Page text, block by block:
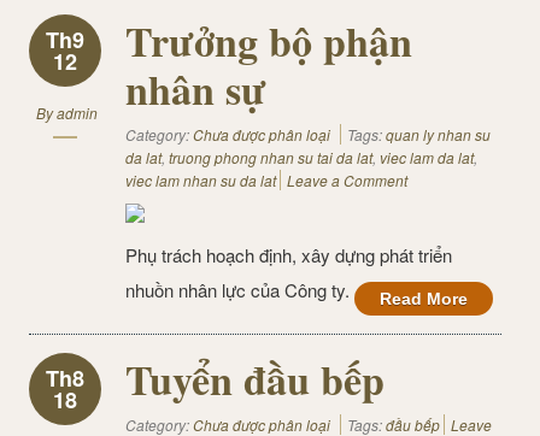
Th9
12
Byadmin
Trưởng bộ phận
nhân sự
Category:Chưa được phân loại Tags:quan ly nhan su
da lat, truong phong nhan su tai da lat, viec lam da lat,
viec lam nhan su da lat Leave a Comment
Phụ trách hoạch định, xây dựng phát triển
nhuồn nhân lực của Công ty.
Read More
Th8
18 Tuyển đầu bếp
Category:Chưa được phân loại Tags:đầu bếp Leave